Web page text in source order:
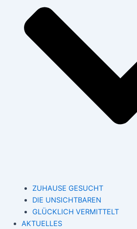
ZUHAUSE GESUCHT
DIE UNSICHTBAREN
GLÜCKLICH VERMITTELT
AKTUELLES